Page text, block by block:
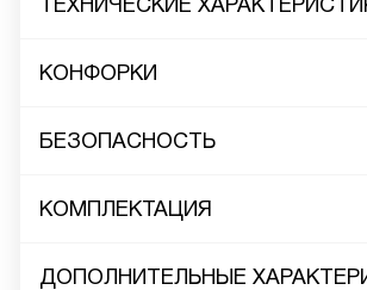
ТЕХНИЧЕСКИЕ
КОНФОРКИ
БЕЗОПАСНОСТЬ
КОМПЛЕКТАЦИЯ
ДОПОЛНИТЕЛЬНЫЕ